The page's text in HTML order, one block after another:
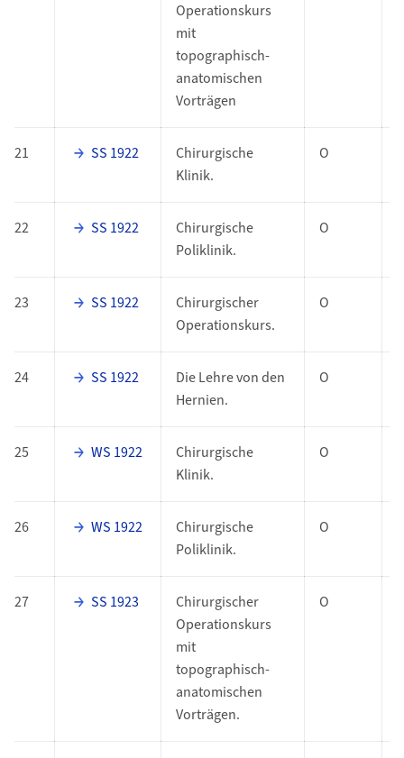
Operationskurs
mit
topographisch-
anatomischen
Vorträgen
21 SS 1922
Chirurgische
Klinik.
O
22 SS 1922
Chirurgische
Poliklinik.
O
23 SS 1922
Chirurgischer
Operationskurs.
O
24 SS 1922
Die Lehre von den
Hernien.
O
25 WS 1922
Chirurgische
Klinik.
O
26 WS 1922
Chirurgische
Poliklinik.
O
27 SS 1923
Chirurgischer
Operationskurs
mit
topographisch-
anatomischen
Vorträgen.
O